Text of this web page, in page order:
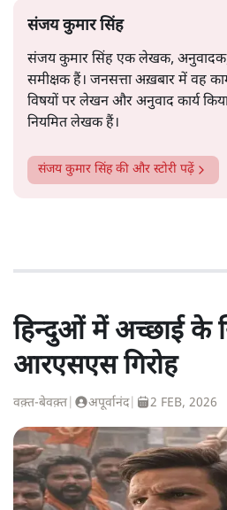
संजय कुमार सिंह
संजय कुमार सिंह एक लेखक, अनुवादक,
समीक्षक हैं। जनसत्ता अख़बार में वह
विषयों पर लेखन और अनुवाद कार्य
नियमित लेखक हैं।
संजय कुमार सिंहकी और स्टोरी पढ़ें
हिन्दुओं में अच्छाई के
आरएसएस गिरोह
वक़्त-बेवक़्त अपूर्वानंद| 2 FEB, 2026